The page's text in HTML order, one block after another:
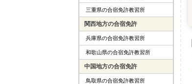
三重県の合宿免許教習所
関西地方の合宿免許
兵庫県の合宿免許教習所
和歌山県の合宿免許教習所
中国地方の合宿免許
鳥取県の合宿免許教習所